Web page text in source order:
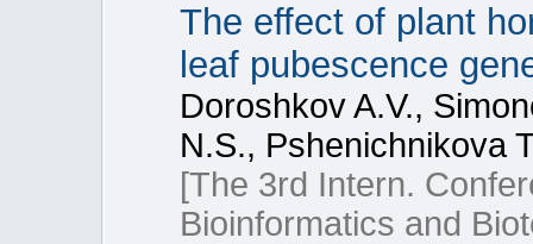
The effect of plant
leaf pubescence
Doroshkov A.V.,
N.S., Pshenichnikova
[The 3rd Intern.
Bioinformatics and